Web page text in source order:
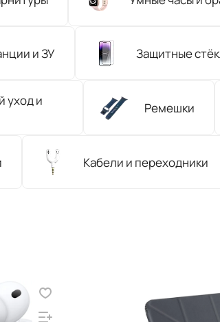
и ЗУ Защитные
уход и
Ремешки
Кабели и переходники